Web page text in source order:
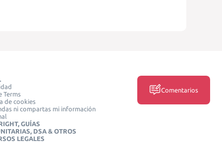
Terms
de cookies
ni compartas mi información
GUÍAS
DSA & OTROS
LEGALES
Comentarios